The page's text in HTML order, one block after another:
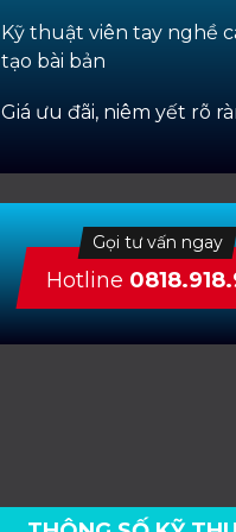
Kỹ thuật viên tay nghề
tạo bài bản
Giá ưu đãi, niêm yết rõ
Gọi tư vấn ngay
Hotline